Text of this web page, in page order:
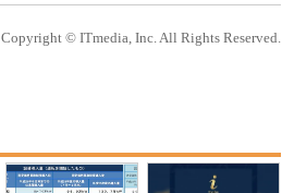
Copyright © ITmedia, Inc. All Rights Reserved.